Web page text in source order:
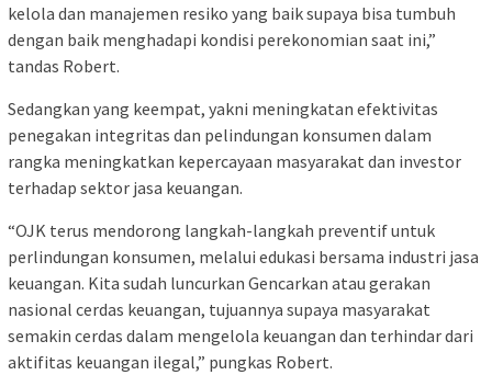
kelola dan manajemen resiko yang baik supaya bisa tumbuh
dengan baik menghadapi kondisi perekonomian saat ini,”
tandas Robert.
Sedangkan yang keempat, yakni meningkatan efektivitas
penegakan integritas dan pelindungan konsumen dalam
rangka meningkatkan kepercayaan masyarakat dan investor
terhadap sektor jasa keuangan.
“OJK terus mendorong langkah-langkah preventif untuk
perlindungan konsumen, melalui edukasi bersama industri jasa
keuangan. Kita sudah luncurkan Gencarkan atau gerakan
nasional cerdas keuangan, tujuannya supaya masyarakat
semakin cerdas dalam mengelola keuangan dan terhindar dari
aktifitas keuangan ilegal,” pungkas Robert.